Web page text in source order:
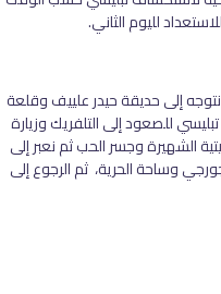
لليوم الثاني.
إلى حديقة حيدر علييف وقلعة
للصعود إلى التلفريك وزيارة
الشهيرة وجسر الحب ثم نعبر إلى
وساحة الحرية، ثم الرجوع إلى